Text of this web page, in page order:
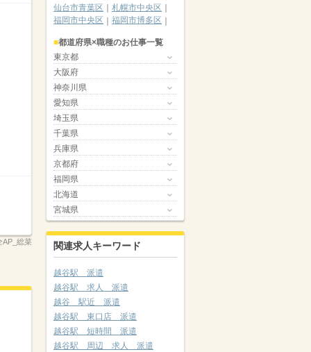
AP_総菜
仙台市青葉区
札幌市中央区
福岡市中央区
福岡市博多区
都道府県×職種のお仕事一覧
東京都
大阪府
神奈川県
愛知県
埼玉県
千葉県
兵庫県
京都府
福岡県
北海道
宮城県
関連求人キーワード
越谷駅 派遣
越谷駅 求人 派遣
越谷 駅近 派遣
越谷駅 東口店 派遣
越谷駅 短時間 派遣
越谷駅 周辺 求人 派遣